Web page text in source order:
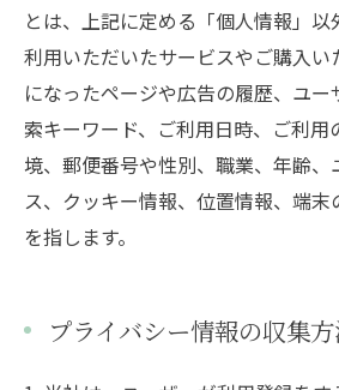
とは、上記に定める「個人情報」
利用いただいたサービスやご購入
になったページや広告の履歴、ユ
索キーワード、ご利用日時、ご利用
境、郵便番号や性別、職業、年齢、
ス、クッキー情報、位置情報、端
を指します。
プライバシー情報の収集